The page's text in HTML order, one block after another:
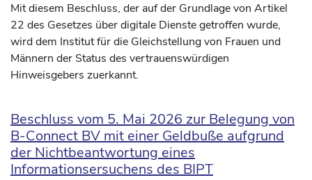
Mit diesem Beschluss, der auf der Grundlage von Artikel
22 des Gesetzes über digitale Dienste getroffen wurde,
wird dem Institut für die Gleichstellung von Frauen und
Männern der Status des vertrauenswürdigen
Hinweisgebers zuerkannt.
Beschluss vom 5. Mai 2026 zur Belegung von
B-Connect BV mit einer Geldbuße aufgrund
der Nichtbeantwortung eines
Informationsersuchens des BIPT